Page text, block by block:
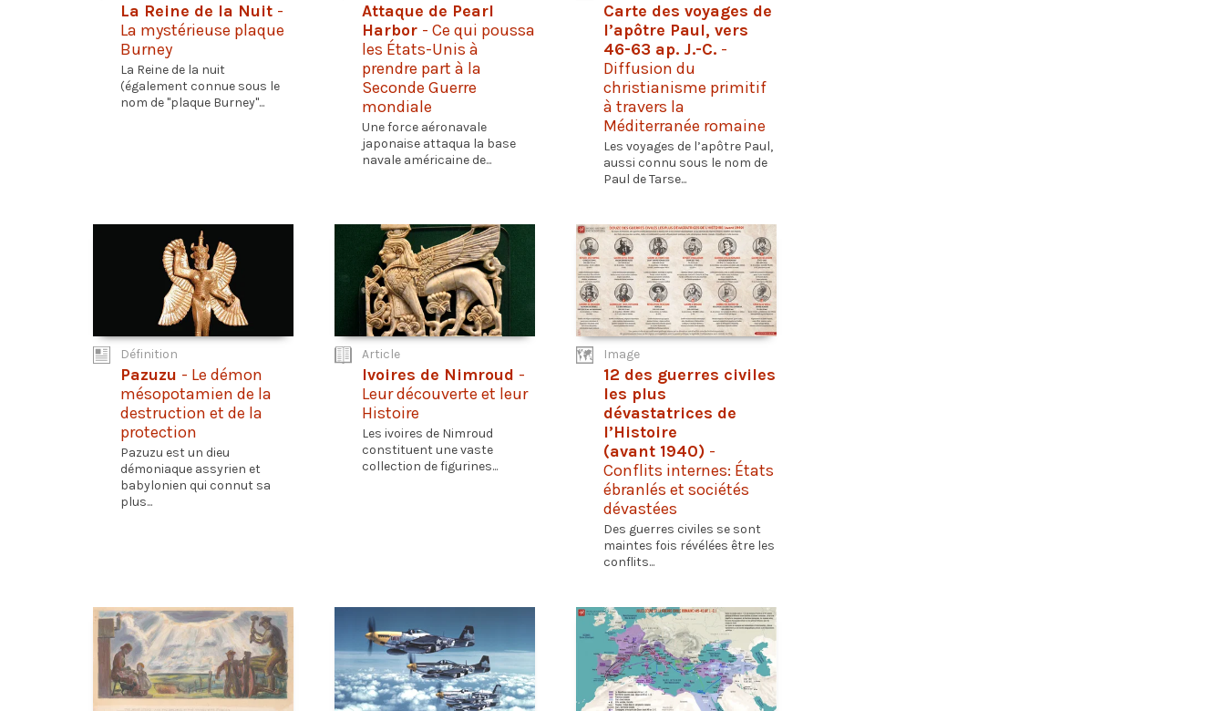
La Reine de la Nuit -
La mystérieuse plaque
Burney
La Reine de la nuit
(également connue sous le
nom de "plaque Burney"...
Attaque de Pearl
Harbor - Ce qui poussa
les États-Unis à
prendre part à la
Seconde Guerre
mondiale
Une force aéronavale
japonaise attaqua la base
navale américaine de...
Carte des voyages de
l’apôtre Paul, vers
46-63 ap. J.-C. -
Diffusion du
christianisme primitif
à travers la
Méditerranée romaine
Les voyages de l’apôtre Paul,
aussi connu sous le nom de
Paul de Tarse...
Définition
Pazuzu - Le démon
mésopotamien de la
destruction et de la
protection
Pazuzu est un dieu
démoniaque assyrien et
babylonien qui connut sa
plus...
Article
Ivoires de Nimroud -
Leur découverte et leur
Histoire
Les ivoires de Nimroud
constituent une vaste
collection de figurines...
Image
12 des guerres civiles
les plus
dévastatrices de
l’Histoire
(avant 1940) -
Conflits internes: États
ébranlés et sociétés
dévastées
Des guerres civiles se sont
maintes fois révélées être les
conflits...